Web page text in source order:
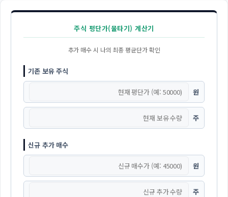
주식 평단가(물타기) 계산기
추가 매수 시 나의 최종 평균단가 확인
기존 보유 주식
원
주
신규 추가 매수
원
주